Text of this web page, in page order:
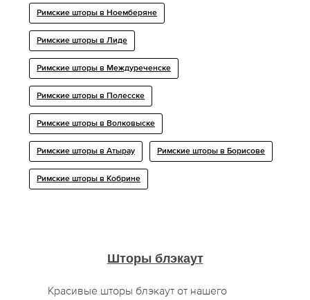
Римские шторы в Ноемберяне
Римские шторы в Лиде
Римские шторы в Междуреченске
Римские шторы в Полесске
Римские шторы в Волковыске
Римские шторы в Атырау Римские шторы в Борисове
Римские шторы в Кобрине
Шторы блэкаут
Красивые шторы блэкаут от нашего